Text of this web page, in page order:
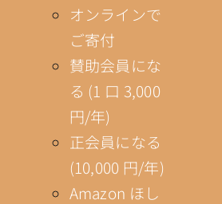
オンラインで
ご寄付
賛助会員にな
る (1 口 3,000
円/年)
正会員になる
(10,000 円/年)
Amazon ほし